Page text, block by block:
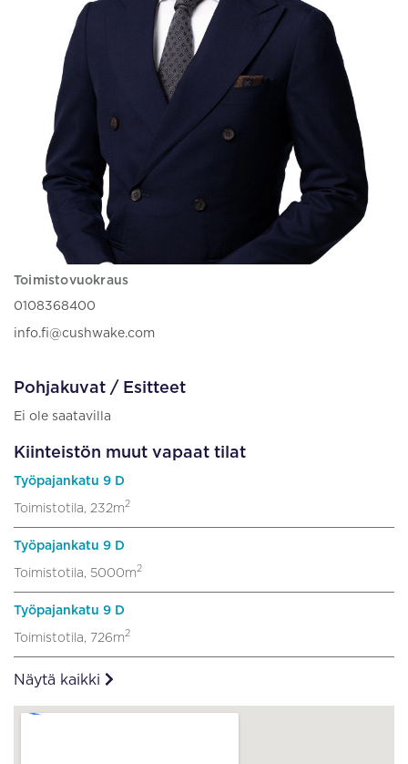
Toimistovuokraus
0108368400
info.fi@cushwake.com
Pohjakuvat / Esitteet
Ei ole saatavilla
Kiinteistön muut vapaat tilat
Työpajankatu 9 D
Toimistotila, 232m2
Työpajankatu 9 D
Toimistotila, 5000m2
Työpajankatu 9 D
Toimistotila, 726m2
Näytä kaikki